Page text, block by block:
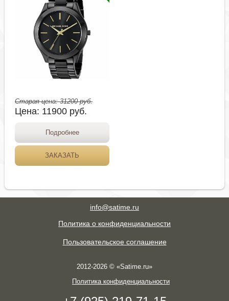
Старая цена:31200руб.
Цена: 11900 руб.
Подробнее
ЗАКАЗАТЬ
info@satime.ru
Политика о конфиденциальности
Пользовательское соглашение
2012-2026 © «Satime.ru»
Политика конфиденциальности